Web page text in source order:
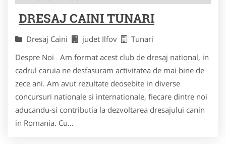
DRESAJ CAINI TUNARI
Dresaj Caini judet Ilfov
Tunari
Despre Noi Am format acest club de dresaj national, in
cadrul caruia ne desfasuram activitatea de mai bine de
zece ani. Am avut rezultate deosebite in diverse
concursuri nationale si internationale, fiecare dintre noi
aducandu-si contributia la dezvoltarea dresajului canin
in Romania. Cu...